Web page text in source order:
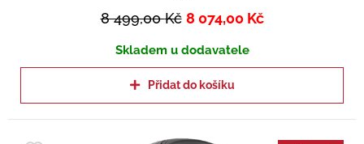
8 499,00Kč 8 074,00 Kč
Skladem u dodavatele
Přidat do košíku